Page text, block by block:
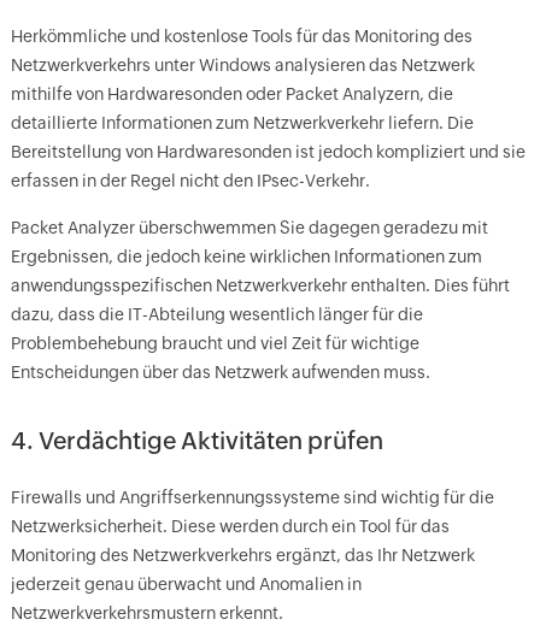
Herkömmliche und kostenlose Tools für das Monitoring des
Netzwerkverkehrs unter Windows analysieren das Netzwerk
mithilfe von Hardwaresonden oder Packet Analyzern, die
detaillierte Informationen zum Netzwerkverkehr liefern. Die
Bereitstellung von Hardwaresonden ist jedoch kompliziert und sie
erfassen in der Regel nicht den IPsec-Verkehr.
Packet Analyzer überschwemmen Sie dagegen geradezu mit
Ergebnissen, die jedoch keine wirklichen Informationen zum
anwendungsspezifischen Netzwerkverkehr enthalten. Dies führt
dazu, dass die IT-Abteilung wesentlich länger für die
Problembehebung braucht und viel Zeit für wichtige
Entscheidungen über das Netzwerk aufwenden muss.
4. Verdächtige Aktivitäten prüfen
Firewalls und Angriffserkennungssysteme sind wichtig für die
Netzwerksicherheit. Diese werden durch ein Tool für das
Monitoring des Netzwerkverkehrs ergänzt, das Ihr Netzwerk
jederzeit genau überwacht und Anomalien in
Netzwerkverkehrsmustern erkennt.